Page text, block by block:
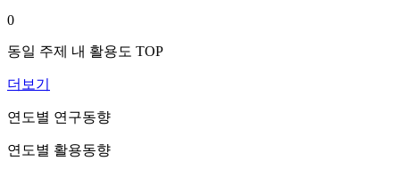
0
동일 주제 내 활용도 TOP
더보기
연도별 연구동향
연도별 활용동향